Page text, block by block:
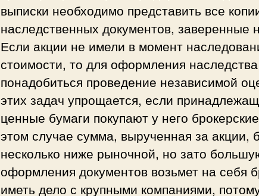
выписки необходимо представить все
наследственных документов, заверенные
Если акции не имели в момент
стоимости, то для оформления
понадобиться проведение независимой
этих задач упрощается, если
ценные бумаги покупают у него
этом случае сумма, вырученная за акции,
несколько ниже рыночной, но зато
оформления документов возьмет на себя
иметь дело с крупными компаниями,